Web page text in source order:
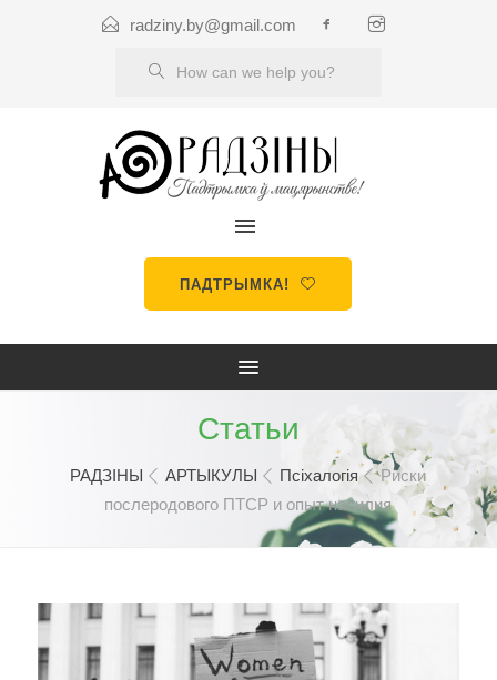
radziny.by@gmail.com
ПАДТРЫМКА!
Статьи
РАДЗІНЫ АРТЫКУЛЫ Псіхалогія
Риски
послеродового ПТСР и опыт насилия